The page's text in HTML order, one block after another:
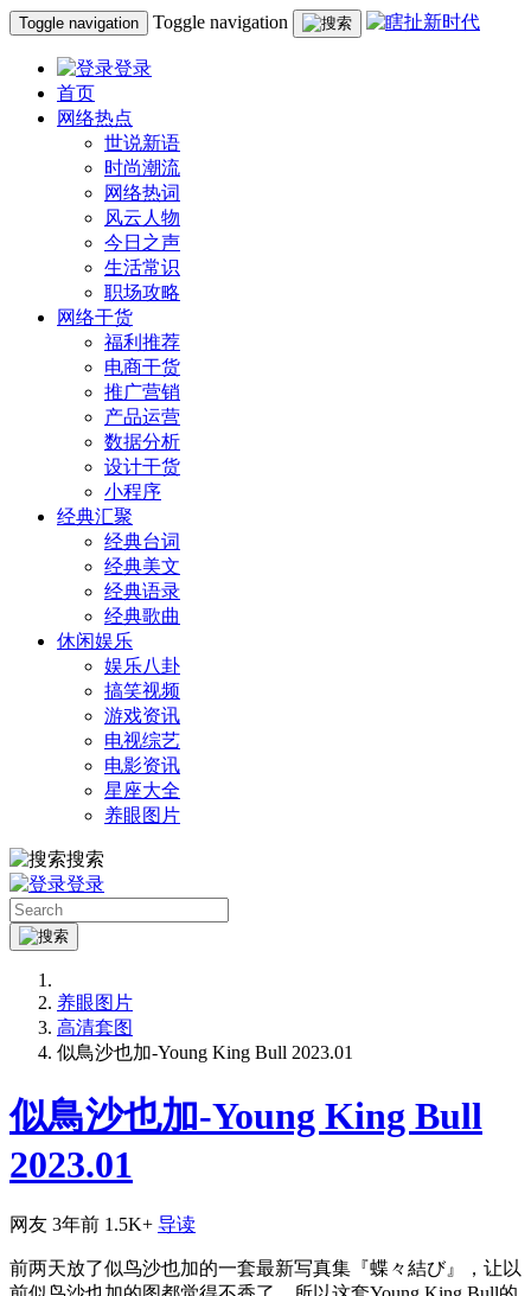
Toggle navigation Toggle navigation
登录
首页
网络热点
世说新语
时尚潮流
网络热词
风云人物
今日之声
生活常识
职场攻略
网络干货
福利推荐
电商干货
推广营销
产品运营
数据分析
设计干货
小程序
经典汇聚
经典台词
经典美文
经典语录
经典歌曲
休闲娱乐
娱乐八卦
搞笑视频
游戏资讯
电视综艺
电影资讯
星座大全
养眼图片
搜索
登录
养眼图片
高清套图
似鳥沙也加-Young King Bull 2023.01
似鳥沙也加-Young King Bull
2023.01
网友 3年前 1.5K+ 导读
前两天放了似鸟沙也加的一套最新写真集『蝶々結び』，让以